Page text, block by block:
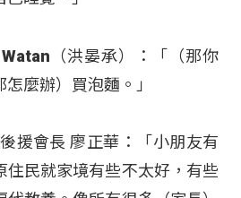
（洪晏承）：「（那你
麼辦）買泡麵。」
援會長 廖正華：「小朋友有
住民就家境有些不太好，有些